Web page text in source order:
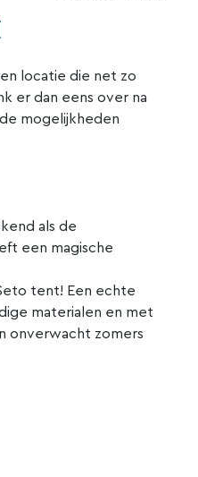
locatie die net zo
er dan eens over na
mogelijkheden
als de
een magische
tent! Een echte
materialen en met
onverwacht zomers